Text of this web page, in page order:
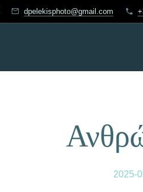
dpelekisphoto@gmail.com
2025-